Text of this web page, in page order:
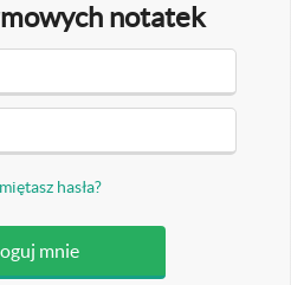
notatek
hasła?